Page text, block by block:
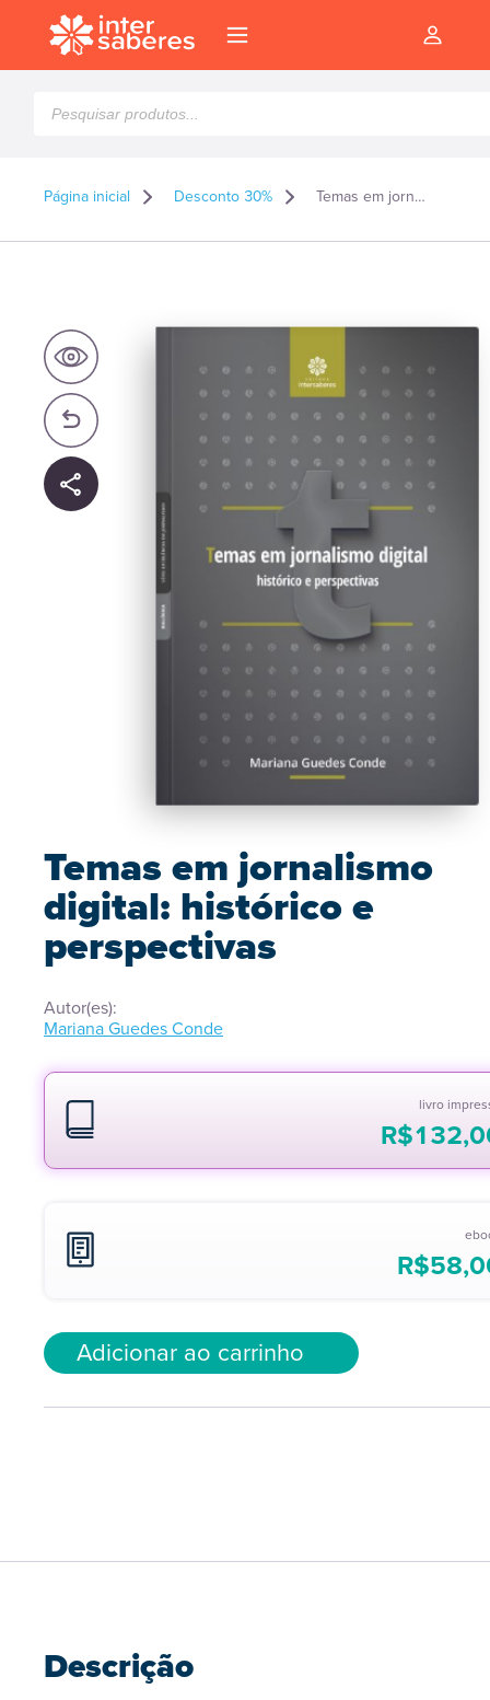
produtos
Página inicial Desconto 30% Temas em jornalismo digital: histórico e perspectivas
Temas em jornalismo
digital: histórico e
perspectivas
Autor(es):
Mariana Guedes Conde
livro
R$
R$
Adicionar ao carrinho
Descrição